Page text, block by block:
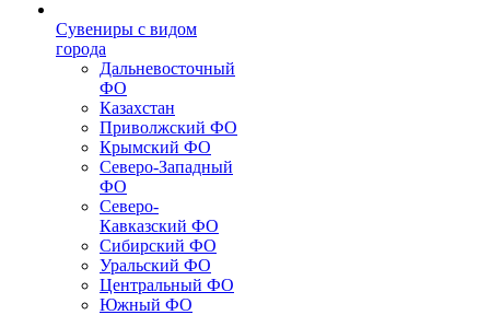
Сувениры с видом
города
Дальневосточный
ФО
Казахстан
Приволжский ФО
Крымский ФО
Северо-Западный
ФО
Северо-
Кавказский ФО
Сибирский ФО
Уральский ФО
Центральный ФО
Южный ФО